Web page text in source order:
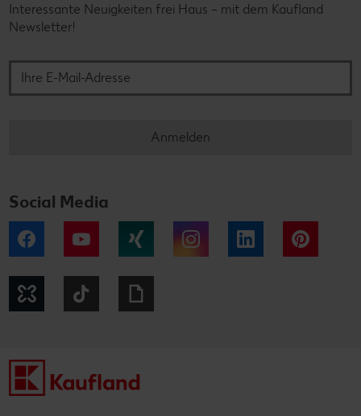
Interessante Neuigkeiten frei Haus – mit dem Kaufland
Newsletter!
Anmelden
Social Media
Facebook YouTube Xing Instagram LinkedIn
Kununu